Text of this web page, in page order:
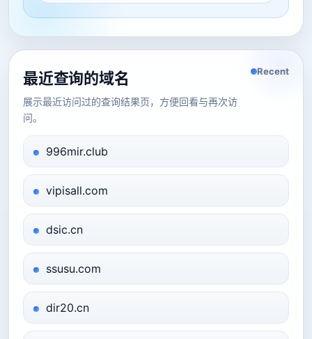
最近查询的域名
展示最近访问过的查询结果页，方便回看与再次访
问。
Recent
996mir.club
vipisall.com
dsic.cn
ssusu.com
dir20.cn